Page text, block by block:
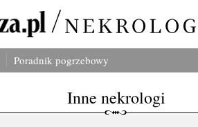
Poradnik pogrzebowy
Inne nekrologi